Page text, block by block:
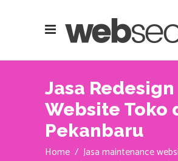
Jasa Redesign
Website Toko
Pekanbaru
Home / Jasa maintenance